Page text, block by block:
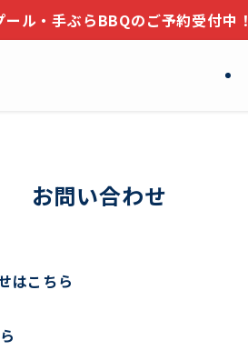
ル・手ぶらBBQのご予約受付中！
お問い合わせ
はこちら